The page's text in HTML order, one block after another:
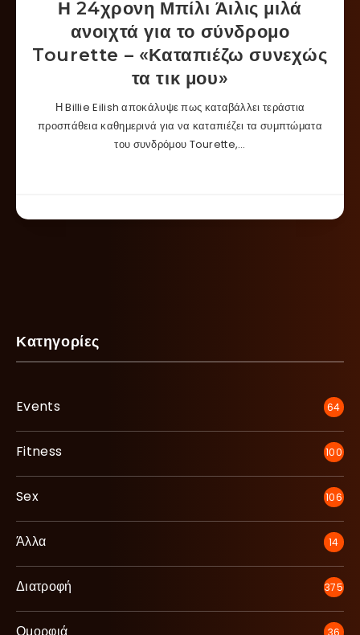
Η 24χρονη Μπίλι Άιλις μιλά
ανοιχτά για το σύνδρομο
Tourette – «Καταπιέζω συνεχώς
τα τικ μου»
Η Billie Eilish αποκάλυψε πως καταβάλλει τεράστια
προσπάθεια καθημερινά για να καταπιέζει τα συμπτώματα
του συνδρόμου Tourette,…
Κατηγορίες
Events 64
Fitness 100
Sex 106
Άλλα 14
Διατροφή 375
Ομορφιά 36